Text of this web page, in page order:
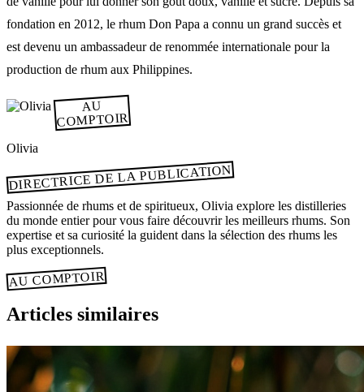
fondation en 2012, le rhum Don Papa a connu un grand succès et
est devenu un ambassadeur de renommée internationale pour la
production de rhum aux Philippines.
AU
COMPTOIR
Olivia
DIRECTRICE DE LA PUBLICATION
Passionnée de rhums et de spiritueux, Olivia explore les distilleries
du monde entier pour vous faire découvrir les meilleurs rhums. Son
expertise et sa curiosité la guident dans la sélection des rhums les
plus exceptionnels.
AU COMPTOIR
Articles similaires